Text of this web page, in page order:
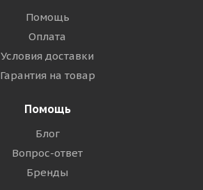
Помощь
Оплата
Условия доставки
Гарантия на товар
Помощь
Блог
Вопрос-ответ
Бренды